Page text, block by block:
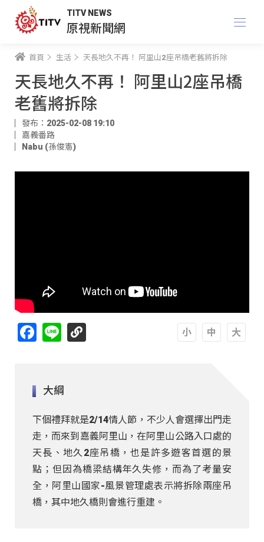
TITV NEWS
原視新聞網
首頁 生活 天長地久不再！ 阿里山2座吊橋老舊將拆除
天長地久不再！ 阿里山2座吊橋
老舊將拆除
發布：2025-02-08 19:10
嘉義番路
Nabu (孫俊憲)
Facebook
Line
大綱
下個禮拜就是2/14情人節，不少人會選擇出門走
走，而來到嘉義阿里山，在阿里山公路入口處的
天長、地久2座吊橋，也是許多遊客首選的景
點；但因為橋梁結構年久失修，而為了考量安
全，阿里山國家-風景管理處表示將拆除兩座吊
橋，其中地久橋則會進行重建。